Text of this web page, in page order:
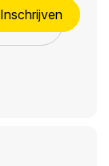
Inschrijven